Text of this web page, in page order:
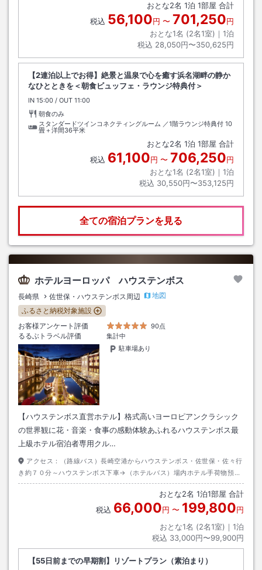
おとな2名 1泊 1部屋 合計
税込 56,100円 〜 701,250円
おとな1名 (2名1室)｜ 1泊
税込 28,050円〜350,625円
【2連泊以上でお得】絶景と温泉で心を癒す浜名湖畔の静か
なひとときを＜朝食ビュッフェ・ラウンジ特典付＞
IN チェックイン
15:00 / OUT チェックアウト
11:00
朝食のみ
スタンダードツインコネクティングルーム ／1階ラウンジ特典付 10
畳＋洋間36平米
おとな2名 1泊 1部屋 合計
税込 61,100円 〜 706,250円
おとな1名 (2名1室)｜ 1泊
税込 30,550円〜353,125円
全ての宿泊プランを見る
ホテルヨーロッパ ハウステンボス
長崎県 佐世保・ハウステンボス周辺
地図
ふるさと納税対象施設
お客様アンケート評価
90点
るるぶトラベル評価
集計中
駐車場あり
【ハウステンボス直営ホテル】格式高いヨーロピアンクラシック
の世界観に花・音楽・食事の感動体験あふれるハウステンボス最
上級ホテル宿泊者専用クル…
アクセス：
（路線バス）長崎空港からハウステンボス・佐世保・佐々行
き約７０分～ハウステンボス下車→（ホテルバス）場内ホテル手荷物預か
り所前から約１０分～ホテルヨーロッパ下車
おとな2名 1泊1部屋 合計
税込 66,000円 〜 199,800円
おとな1名 (2名1室)｜ 1泊
税込 33,000円〜99,900円
【55日前までの早期割】リゾートプラン（素泊まり）